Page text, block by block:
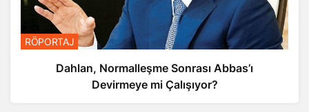
RÖPORTAJ
Dahlan, Normalleşme Sonrası Abbas’ı
Devirmeye mi Çalışıyor?